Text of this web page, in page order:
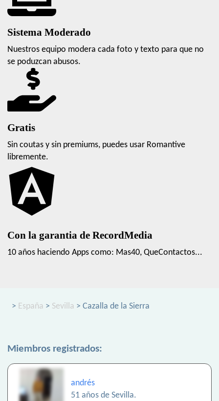
Sistema Moderado
Nuestros equipo modera cada foto y texto para que no
se poduzcan abusos.
Gratis
Sin coutas y sin premiums, puedes usar Romantive
libremente.
Con la garantia de RecordMedia
10 años haciendo Apps como: Mas40, QueContactos...
> España > Sevilla > Cazalla de la Sierra
Miembros registrados:
andrés
51 años de Sevilla.